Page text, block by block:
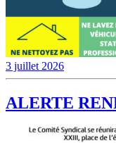
3 juillet 2026
ALERTE